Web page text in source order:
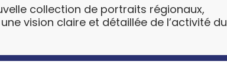
collection de portraits régionaux,
vision claire et détaillée de l’activité du